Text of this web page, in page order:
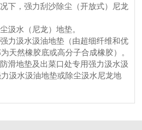
下，强力刮沙除尘（开放式）尼龙
汲水（尼龙）地垫。
力汲水汲油地垫（由超细纤维和优
天然橡胶底或高分子合成橡胶）。
滑地垫及出菜口处专用强力汲水汲
汲水汲油地垫或除尘汲水尼龙地